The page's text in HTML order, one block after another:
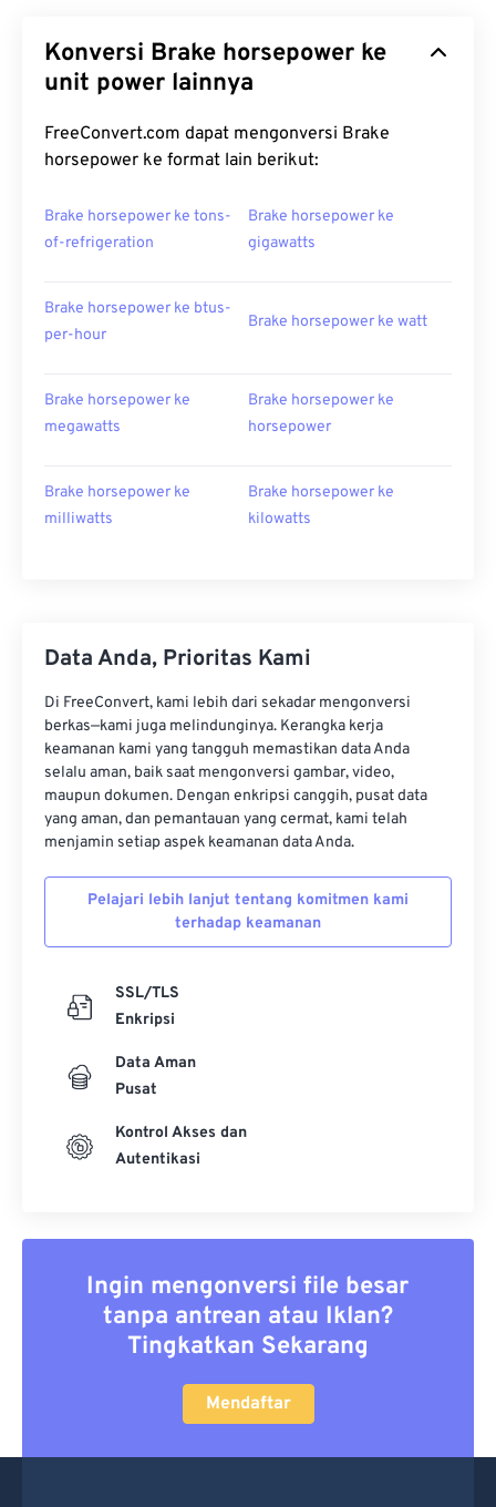
Konversi Brake horsepower ke
unit power lainnya
FreeConvert.com dapat mengonversi Brake
horsepower ke format lain berikut:
Brake horsepower ke tons-
of-refrigeration
Brake horsepower ke
gigawatts
Brake horsepower ke btus-
per-hour
Brake horsepower ke watt
Brake horsepower ke
megawatts
Brake horsepower ke
horsepower
Brake horsepower ke
milliwatts
Brake horsepower ke
kilowatts
Data Anda, Prioritas Kami
Di FreeConvert, kami lebih dari sekadar mengonversi
berkas—kami juga melindunginya. Kerangka kerja
keamanan kami yang tangguh memastikan data Anda
selalu aman, baik saat mengonversi gambar, video,
maupun dokumen. Dengan enkripsi canggih, pusat data
yang aman, dan pemantauan yang cermat, kami telah
menjamin setiap aspek keamanan data Anda.
Pelajari lebih lanjut tentang komitmen kami
terhadap keamanan
SSL/TLS
Enkripsi
Data Aman
Pusat
Kontrol Akses dan
Autentikasi
Ingin mengonversi file besar
tanpa antrean atau Iklan?
Tingkatkan Sekarang
Mendaftar